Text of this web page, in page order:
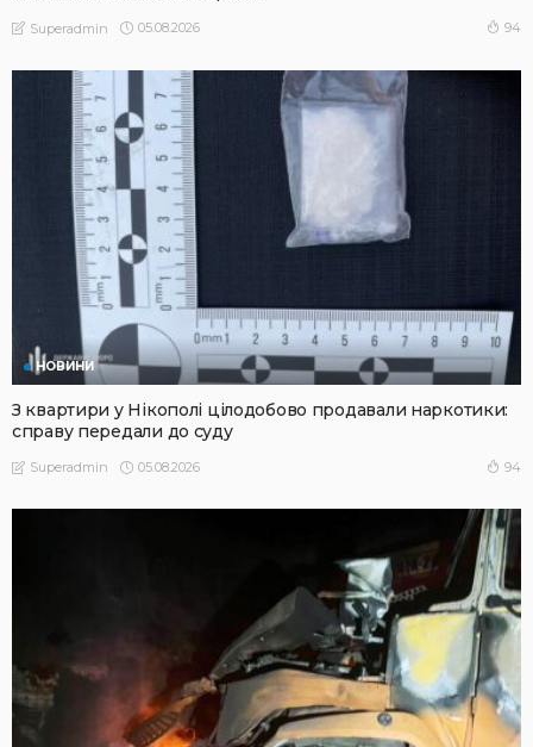
Superadmin 05.08.2026 94
НОВИНИ
З квартири у Нікополі цілодобово продавали наркотики:
справу передали до суду
Superadmin 05.08.2026 94